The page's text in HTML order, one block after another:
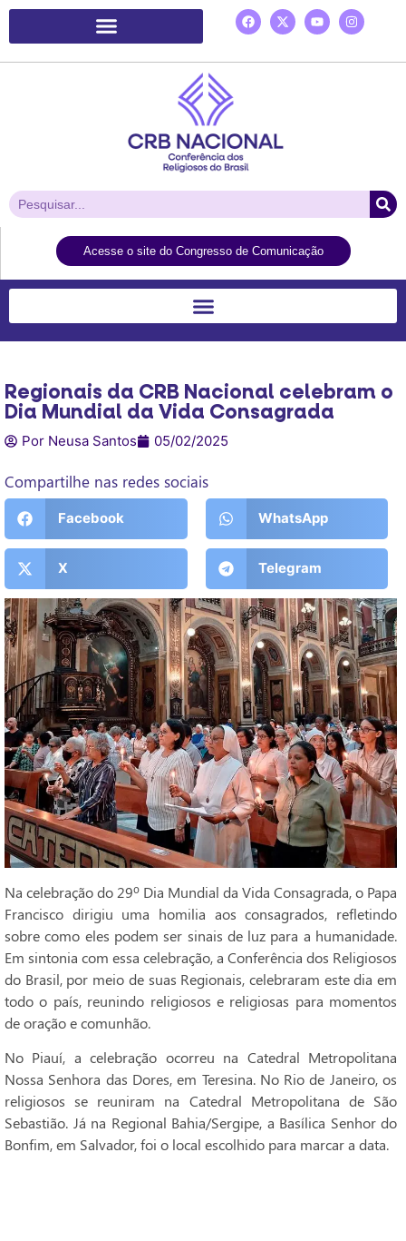
Acesse o site do Congresso de Comunicação
Regionais da CRB Nacional celebram o
Dia Mundial da Vida Consagrada
Por Neusa Santos 05/02/2025
Compartilhe nas redes sociais
Facebook WhatsApp
X Telegram
Na celebração do 29º Dia Mundial da Vida Consagrada, o Papa
Francisco dirigiu uma homilia aos consagrados, refletindo
sobre como eles podem ser sinais de luz para a humanidade.
Em sintonia com essa celebração, a Conferência dos Religiosos
do Brasil, por meio de suas Regionais, celebraram este dia em
todo o país, reunindo religiosos e religiosas para momentos
de oração e comunhão.
No Piauí, a celebração ocorreu na Catedral Metropolitana
Nossa Senhora das Dores, em Teresina. No Rio de Janeiro, os
religiosos se reuniram na Catedral Metropolitana de São
Sebastião. Já na Regional Bahia/Sergipe, a Basílica Senhor do
Bonfim, em Salvador, foi o local escolhido para marcar a data.